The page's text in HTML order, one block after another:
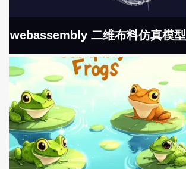
webassembly 二维布料仿真模型